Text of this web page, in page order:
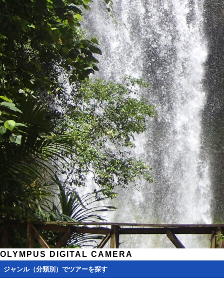
OLYMPUS DIGITAL CAMERA
ジャンル（分類別）でツアーを探す